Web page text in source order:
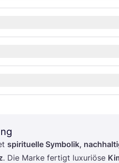
spi­ri­tu­el­le Sym­bo­lik,
. Die Mar­ke fer­tigt luxu­riö­se